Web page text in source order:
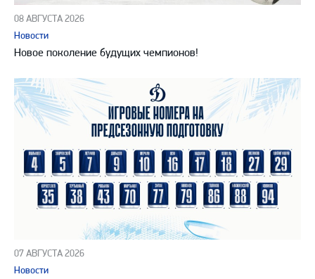
08 АВГУСТА 2026
Новости
Новое поколение будущих чемпионов!
07 АВГУСТА 2026
Новости